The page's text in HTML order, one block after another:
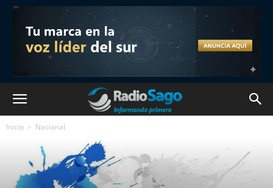
Inicio Nacional